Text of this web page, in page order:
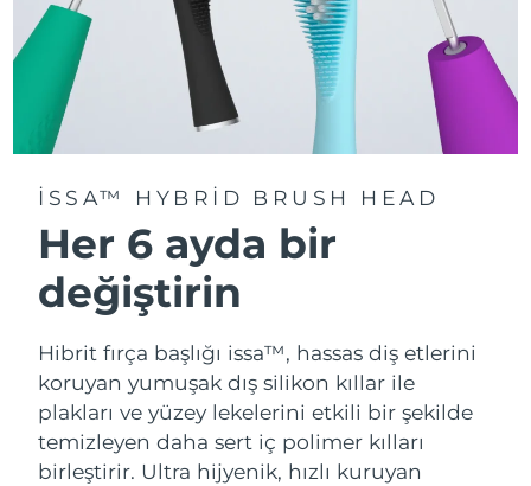
ISSA™ HYBRID BRUSH HEAD
Her 6 ayda bir
değiştirin
Hibrit fırça başlığı issa™, hassas diş etlerini
koruyan yumuşak dış silikon kıllar ile
plakları ve yüzey lekelerini etkili bir şekilde
temizleyen daha sert iç polimer kılları
birleştirir. Ultra hijyenik, hızlı kuruyan